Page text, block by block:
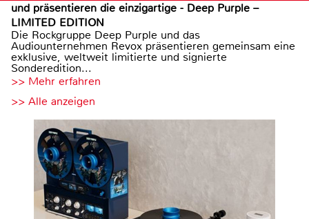
und präsentieren die einzigartige - Deep Purple –
LIMITED EDITION
Die Rockgruppe Deep Purple und das
Audiounternehmen Revox präsentieren gemeinsam eine
exklusive, weltweit limitierte und signierte
Sonderedition...
>> Mehr erfahren
>> Alle anzeigen